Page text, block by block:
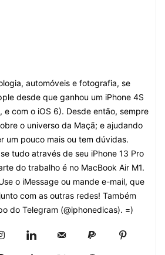
automóveis e fotografia, se
desde que ganhou um iPhone 4S
e com o iOS 6). Desde então, sempre
o universo da Maçã; e ajudando
um pouco mais ou tem dúvidas.
tudo através de seu iPhone 13 Pro
do trabalho é no MacBook Air M1.
o iMessage ou mande e-mail, que
com as outras redes! Também
do Telegram (@iphonedicas). =)